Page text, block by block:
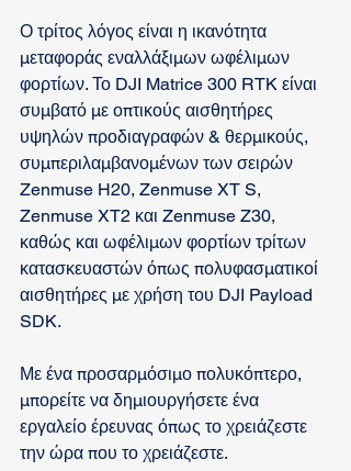
Ο τρίτος λόγος είναι η ικανότητα
μεταφοράς εναλλάξιμων ωφέλιμων
φορτίων. Το DJI Matrice 300 RTK είναι
συμβατό με οπτικούς αισθητήρες
υψηλών προδιαγραφών & θερμικούς,
συμπεριλαμβανομένων των σειρών
Zenmuse H20, Zenmuse XT S,
Zenmuse XT2 και Zenmuse Z30,
καθώς και ωφέλιμων φορτίων τρίτων
κατασκευαστών όπως πολυφασματικοί
αισθητήρες με χρήση του DJI Payload
SDK.
Με ένα προσαρμόσιμο πολυκόπτερο,
μπορείτε να δημιουργήσετε ένα
εργαλείο έρευνας όπως το χρειάζεστε
την ώρα που το χρειάζεστε.